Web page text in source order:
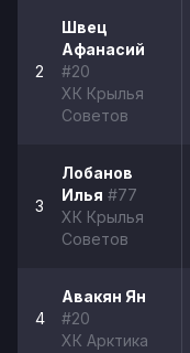
2
Швец
Афанасий
#20
ХК Крылья
Советов
3
Лобанов
Илья #77
ХК Крылья
Советов
4
Авакян Ян
#20
ХК Арктика